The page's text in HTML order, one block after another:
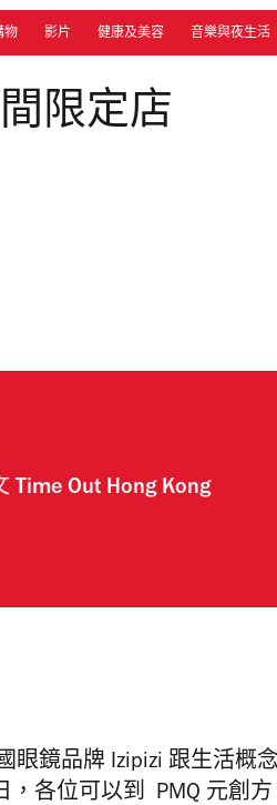
物 影片 健康及美容 音樂與夜生活
限定店
Time Out Hong Kong
眼鏡品牌 Izipizi 跟生活概
各位可以到 PMQ 元創方